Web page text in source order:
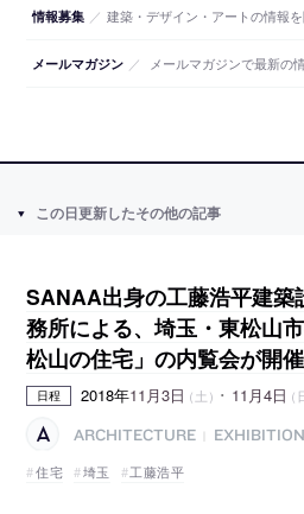
情報募集 ／ 建築・デザイン・アートの情報を
メールマガジン ／ メールマガジンで最新の
この日更新したその他の記事
SANAA出身の工藤浩平建築
務所による、埼玉・東松山
松山の住宅」の内覧会が開催
日程 2018年11月3日（土） ･ 11月4日（
ARCHITECTURE
EXHIBITION
住宅
埼玉 工藤浩平